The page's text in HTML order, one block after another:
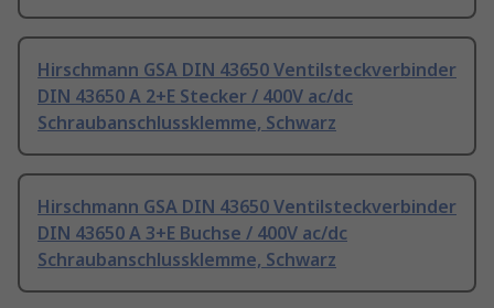
Hirschmann GSA DIN 43650 Ventilsteckverbinder
DIN 43650 A 2+E Stecker / 400V ac/dc
Schraubanschlussklemme, Schwarz
Hirschmann GSA DIN 43650 Ventilsteckverbinder
DIN 43650 A 3+E Buchse / 400V ac/dc
Schraubanschlussklemme, Schwarz